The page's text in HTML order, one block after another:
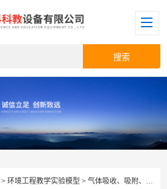
>环境工程教学实验模型 >气体吸收、吸附、催化净化及废气治理系列实验装置